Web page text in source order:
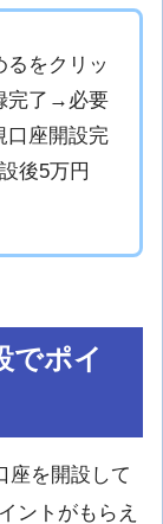
をクリッ
完了→必要
座開設完
後5万円
でポイ
座を開設して
ントがもらえ